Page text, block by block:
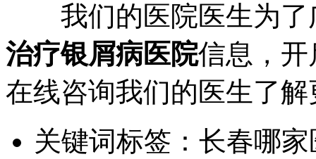
我们的医院医生为了
治疗银屑病医院信息，
在线咨询我们的医生了
关键词标签： 长春哪